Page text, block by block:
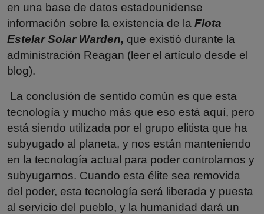
en una base de datos estadounidense
información sobre la existencia de la Flota
Estelar Solar Warden, que existió durante la
administración Reagan (leer el artículo desde el
blog).
La conclusión de sentido común es que esta
tecnología y mucho más que eso está aquí, pero
está siendo utilizada por el grupo elitista que ha
subyugado al planeta, y nos están manteniendo
en la tecnología actual para poder controlarnos y
subyugarnos. Cuando esta élite sea removida
del poder, esta tecnología será liberada y puesta
al servicio del pueblo, y la humanidad dará un